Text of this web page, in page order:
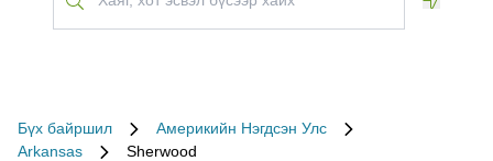
Бүх байршил
Америкийн Нэгдсэн Улс
Arkansas
Sherwood